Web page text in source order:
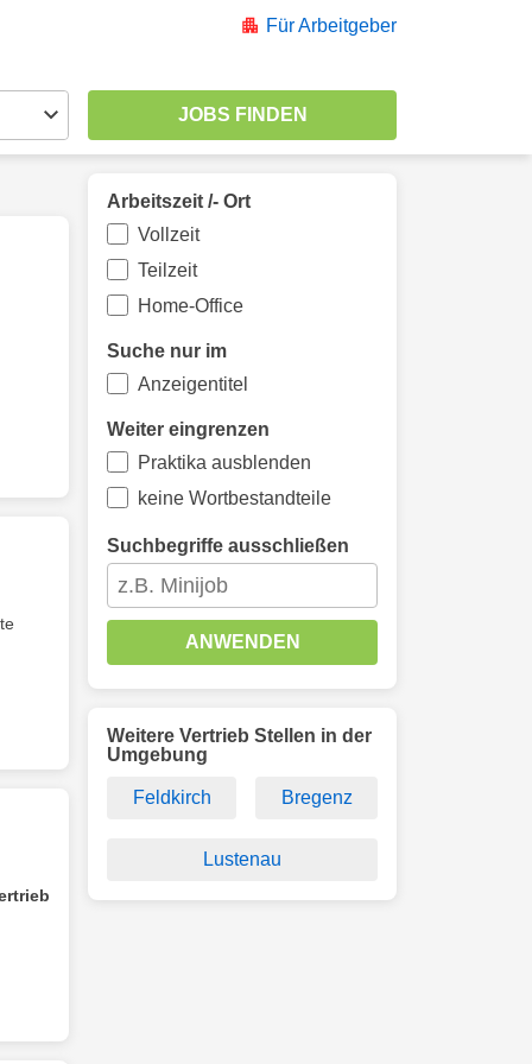
Für Arbeitgeber
Arbeitszeit /- Ort
Vollzeit
Teilzeit
Home-Office
Suche nur im
Anzeigentitel
Weiter eingrenzen
Praktika ausblenden
keine Wortbestandteile
Suchbegriffe ausschließen
ANWENDEN
Weitere Vertrieb Stellen in der
Umgebung
Feldkirch Bregenz
Lustenau